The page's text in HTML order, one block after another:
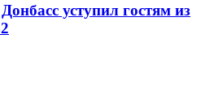
уступил гостям из